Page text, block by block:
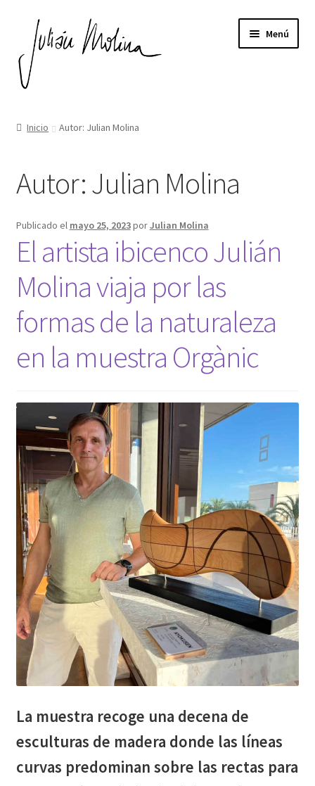
la
navegación
contenido
Menú
EXPOSICIONES
NOTICIAS
menú
CONTACTO
Inicio Autor: Julian Molina
Autor:Julian Molina
Publicado el mayo 25, 2023porJulian Molina
El artista ibicenco Julián
Molina viaja por las
formas de la naturaleza
en la muestra Orgànic
La muestra recoge una decena de
esculturas de madera donde las líneas
curvas predominan sobre las rectas para